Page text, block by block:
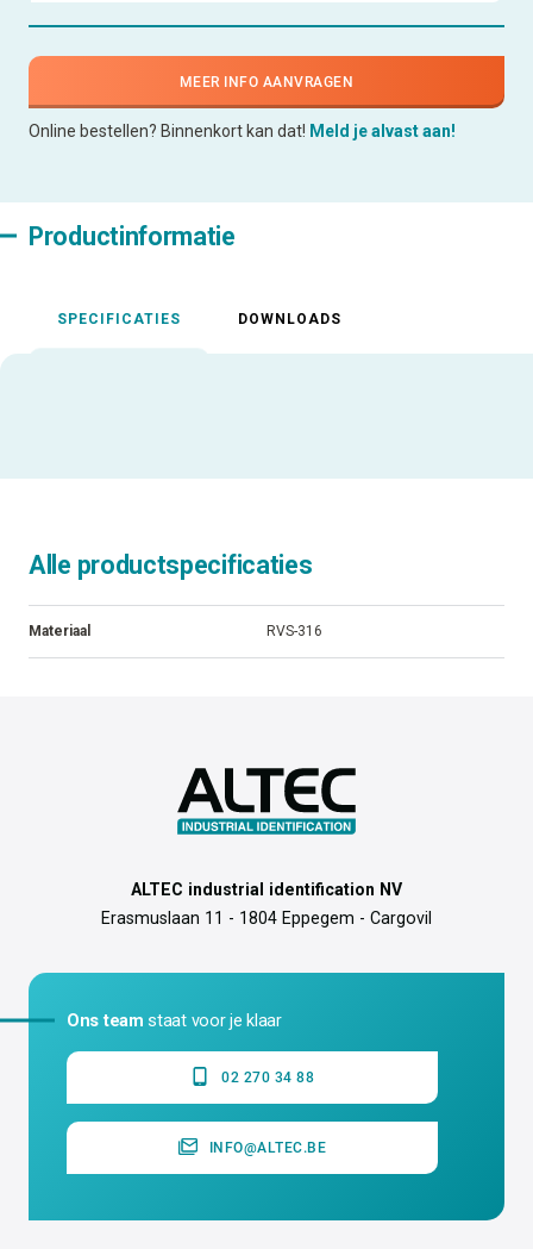
MEER INFO AANVRAGEN
Online bestellen? Binnenkort kan dat! Meld je alvast aan!
Productinformatie
SPECIFICATIES DOWNLOADS
Alle productspecificaties
Materiaal RVS-316
ALTEC industrial identification NV
Erasmuslaan 11 - 1804 Eppegem - Cargovil
Ons team staat voor je klaar
02 270 34 88
INFO@ALTEC.BE